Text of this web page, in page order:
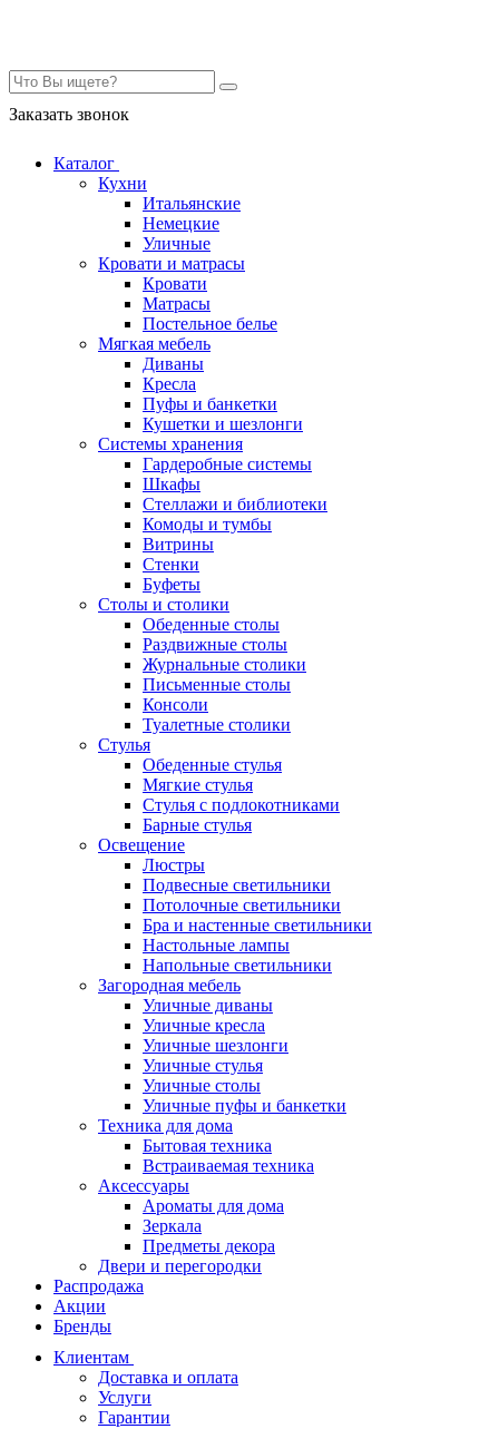
Заказать звонок
Каталог
Кухни
Итальянские
Немецкие
Уличные
Кровати и матрасы
Кровати
Матрасы
Постельное белье
Мягкая мебель
Диваны
Кресла
Пуфы и банкетки
Кушетки и шезлонги
Системы хранения
Гардеробные системы
Шкафы
Стеллажи и библиотеки
Комоды и тумбы
Витрины
Стенки
Буфеты
Столы и столики
Обеденные столы
Раздвижные столы
Журнальные столики
Письменные столы
Консоли
Туалетные столики
Стулья
Обеденные стулья
Мягкие стулья
Стулья с подлокотниками
Барные стулья
Освещение
Люстры
Подвесные светильники
Потолочные светильники
Бра и настенные светильники
Настольные лампы
Напольные светильники
Загородная мебель
Уличные диваны
Уличные кресла
Уличные шезлонги
Уличные стулья
Уличные столы
Уличные пуфы и банкетки
Техника для дома
Бытовая техника
Встраиваемая техника
Аксессуары
Ароматы для дома
Зеркала
Предметы декора
Двери и перегородки
Распродажа
Акции
Бренды
Клиентам
Доставка и оплата
Услуги
Гарантии